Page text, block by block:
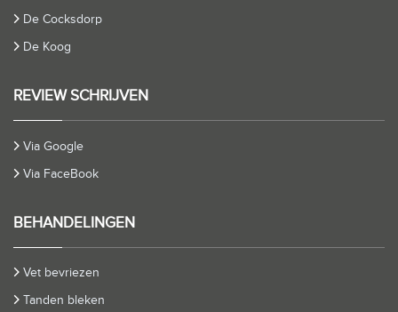
De Cocksdorp
De Koog
REVIEW SCHRIJVEN
Via Google
Via FaceBook
BEHANDELINGEN
Vet bevriezen
Tanden bleken